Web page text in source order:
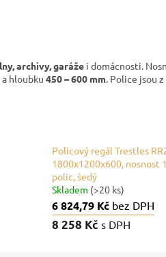
archivy, garáže i domácnosti.
a hloubku 450 – 600 mm. Police jsou z
Policový regál Trestles
1800x1200x600, nosnost
polic, šedý
Skladem (>20 ks)
6 824,79 Kč bez DPH
8 258 Kč s DPH